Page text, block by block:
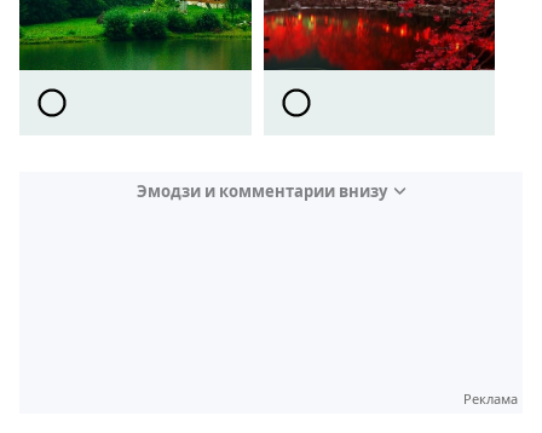
Эмодзи и комментарии внизу
Реклама